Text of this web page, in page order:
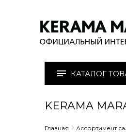
КАТАЛОГ
KERAMA
Главная Ассортимент